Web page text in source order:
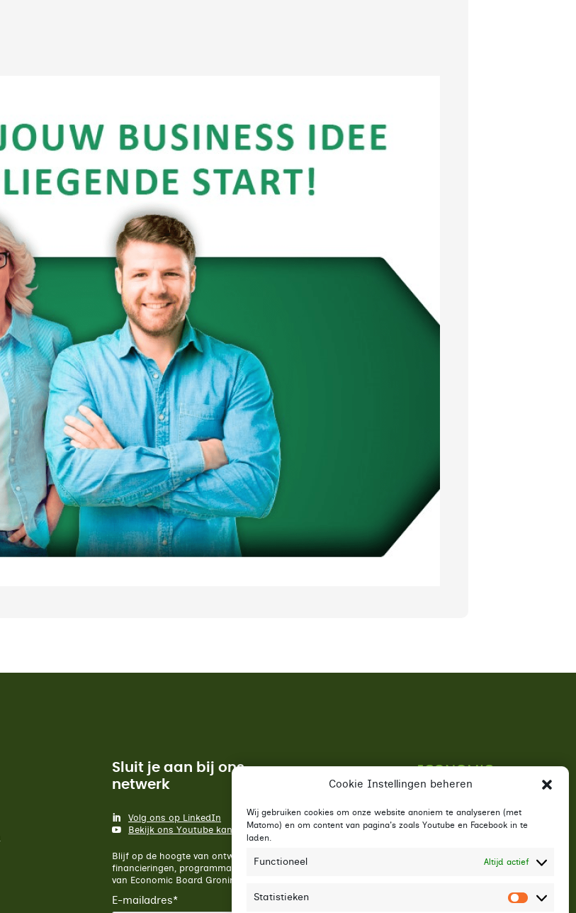
Cookie Instellingen beheren
Wij gebruiken cookies om onze website anoniem te analyseren (met
Matomo) en om content van pagina's zoals Youtube en Facebook in te
laden.
Functioneel Altijd actief
Statistieken
Sluit je aan bij ons
netwerk
Volg ons op LinkedIn
Bekijk ons Youtube kanaal
Blijf op de hoogte van ontwikkelingen,
financieringen, programma's en meer
van Economic Board Groningen.
E-mailadres*